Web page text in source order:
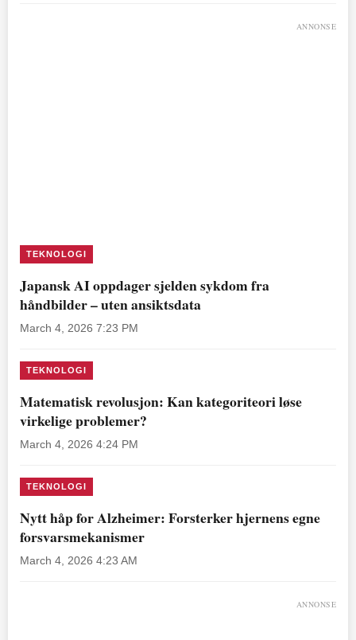
ANNONSE
TEKNOLOGI
Japansk AI oppdager sjelden sykdom fra
håndbilder – uten ansiktsdata
March 4, 2026 7:23 PM
TEKNOLOGI
Matematisk revolusjon: Kan kategoriteori løse
virkelige problemer?
March 4, 2026 4:24 PM
TEKNOLOGI
Nytt håp for Alzheimer: Forsterker hjernens egne
forsvarsmekanismer
March 4, 2026 4:23 AM
ANNONSE